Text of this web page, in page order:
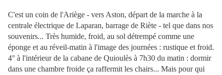
C'est un coin de l'Ariège - vers Aston, départ de la marche à la
centrale électrique de Laparan, barrage de Riète - tel que dans nos
souvenirs... Très humide, froid, au sol détrempé comme une
éponge et au réveil-matin à l'image des journées : rustique et froid.
4° à l'intérieur de la cabane de Quioulès à 7h30 du matin : dormir
dans une chambre froide ça raffermit les chairs... Mais pour qui